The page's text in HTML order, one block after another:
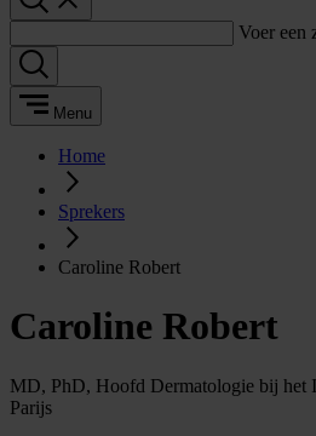
Voer een
Menu
Home
Sprekers
Caroline Robert
Caroline Robert
MD, PhD, Hoofd Dermatologie bij het
Parijs